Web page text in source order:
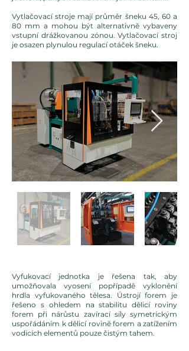
Vytlačovací stroje mají průměr šneku 45, 60 a
80 mm a mohou být alternativně vybaveny
vstupní drážkovanou zónou. Vytlačovací stroj
je osazen plynulou regulací otáček šneku.
Vyfukovací jednotka je řešena tak, aby
umožňovala vyosení popřípadě vyklonění
hrdla vyfukovaného tělesa. Ústrojí forem je
řešeno s ohledem na stabilitu dělicí roviny
forem při nárůstu zavírací síly symetrickým
uspořádáním k dělicí rovině forem a zatížením
vodicích elementů pouze čistým tahem.